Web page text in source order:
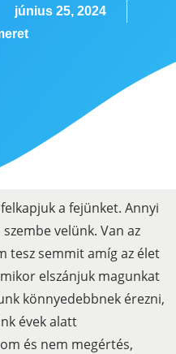
június 25, 2024
a fejünket. Annyi
velünk. Van az
tesz semmit amíg az élet
elszánjuk magunkat
könnyedebbnek érezni,
évek alatt
és nem megértés,